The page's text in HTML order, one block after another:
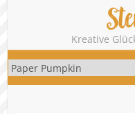
Kreative